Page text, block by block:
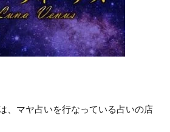
、マヤ占いを行なっている占いの店